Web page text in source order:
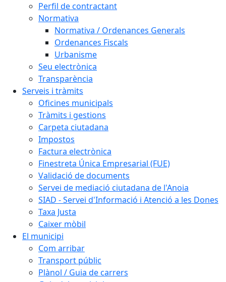
Perfil de contractant
Normativa
Normativa / Ordenances Generals
Ordenances Fiscals
Urbanisme
Seu electrònica
Transparència
Serveis i tràmits
Oficines municipals
Tràmits i gestions
Carpeta ciutadana
Impostos
Factura electrònica
Finestreta Única Empresarial (FUE)
Validació de documents
Servei de mediació ciutadana de l'Anoia
SIAD - Servei d'Informació i Atenció a les Dones
Taxa Justa
Caixer mòbil
El municipi
Com arribar
Transport públic
Plànol / Guia de carrers